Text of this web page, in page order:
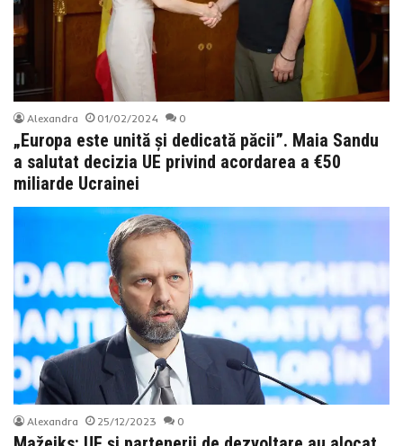
Alexandra 01/02/2024 0
„Europa este unită și dedicată păcii”. Maia Sandu
a salutat decizia UE privind acordarea a €50
miliarde Ucrainei
Alexandra 25/12/2023 0